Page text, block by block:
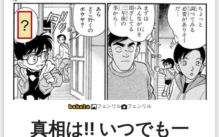
フェンリル フェンリル
真相は‼︎ いつでも一